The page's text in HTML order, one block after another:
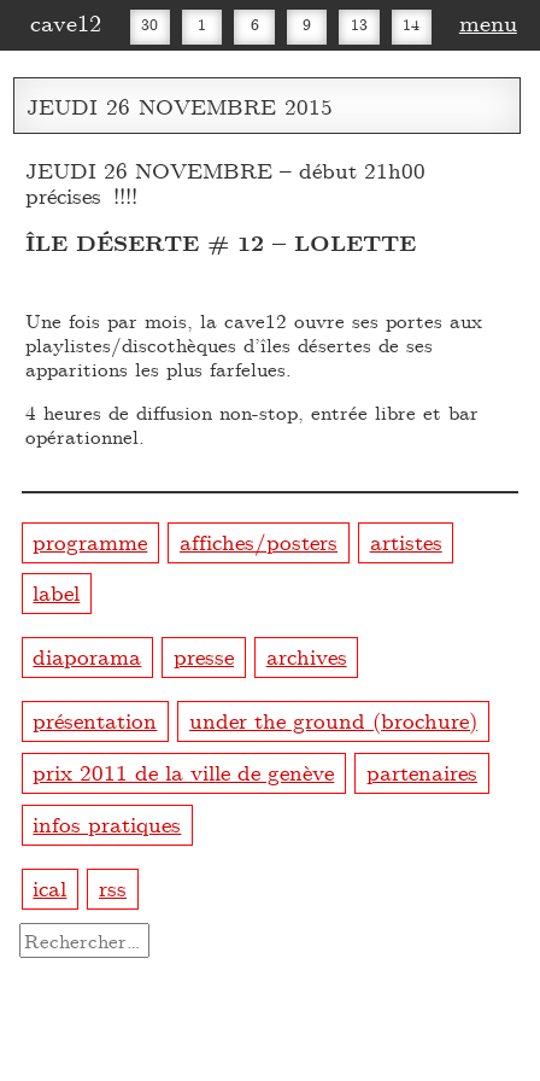
cave12 30 1 6 9 13 14
16 20 27 30
menu
JEUDI 26 NOVEMBRE 2015
JEUDI 26 NOVEMBRE – début 21h00
précises !!!!
ÎLE DÉSERTE # 12 – LOLETTE
Une fois par mois, la cave12 ouvre ses portes aux
playlistes/discothèques d’îles désertes de ses
apparitions les plus farfelues.
4 heures de diffusion non-stop, entrée libre et bar
opérationnel.
programme affiches/posters
artistes
label
diaporama presse archives
présentation
under the ground (brochure)
prix 2011 de la ville de genève
partenaires
infos pratiques
ical rss
Rechercher :